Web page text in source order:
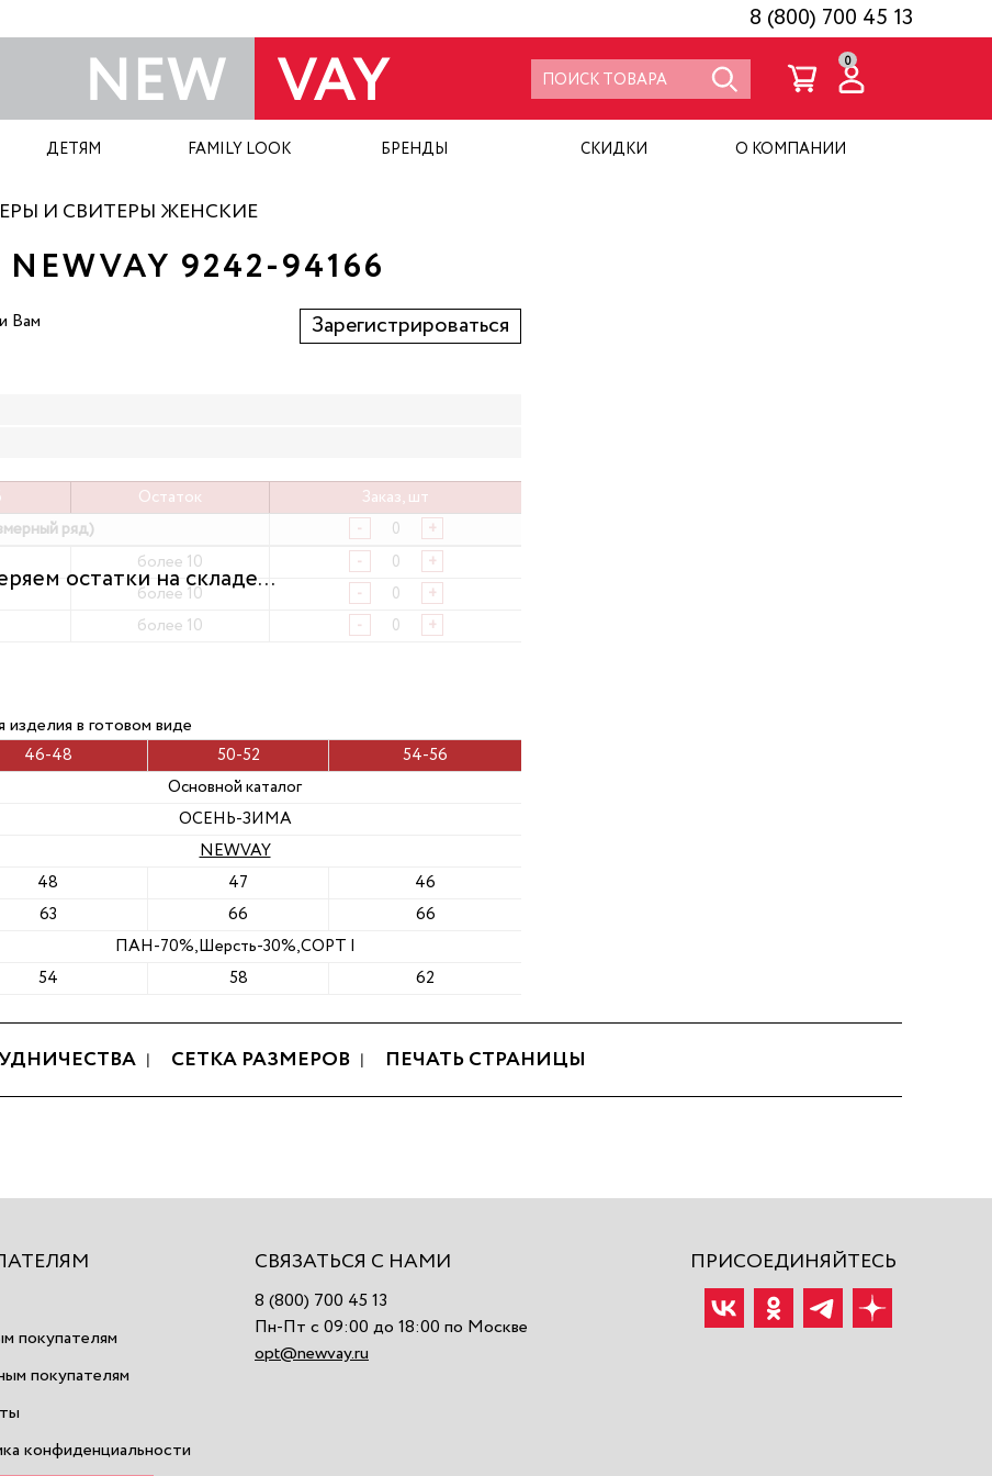
8 (800) 700 45 13
0
ДЕТЯМ FAMILY LOOK БРЕНДЫ СКИДКИ О КОМПАНИИ
И СВИТЕРЫ ЖЕНСКИЕ
9242-94166
Вам
Зарегистрироваться
Остаток
Заказ, шт
ряд)
- +
более 10 - +
более 10 - +
более 10 - +
изделия в готовом виде
46-48 50-52
54-56
Основной каталог
ОСЕНЬ-ЗИМА
NEWVAY
48 47
46
63 66
66
ПАН-70%,Шерсть-30%,СОРТ I
54 58 62
СЕТКА РАЗМЕРОВ ПЕЧАТЬ СТРАНИЦЫ
покупателям
покупателям
конфиденциальности
СВЯЗАТЬСЯ С НАМИ
8 (800) 700 45 13
Пн-Пт с 09:00 до 18:00 по Москве
opt@newvay.ru
ПРИСОЕДИНЯЙТЕСЬ